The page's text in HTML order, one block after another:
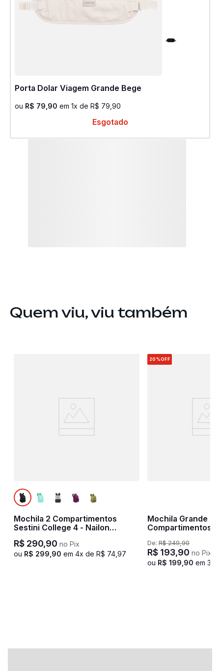
Porta Dolar Viagem Grande Bege
ou R$ 79 90 em 1x de R$ 79 90
Esgotado
Quem viu, viu também
Mochila 2 Compartimentos
Sestini College 4 - Nailon
Neogold
R$ 290,90 no Pix
ou R$ 299 90 em 4x de R$ 74, 97
20%OFF
Mochila Grande 2
Compartimentos
De: R$ 249,90
R$ 193,90 no Pix
ou R$ 199 90 em 3